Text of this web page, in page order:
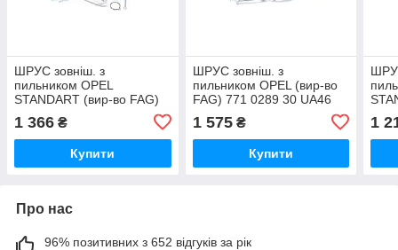
ШРУС зовніш. з
пильником OPEL
STANDART (вир-во FAG)
1 366 ₴
Купити
ШРУС зовніш. з
пильником OPEL (вир-во
FAG) 771 0289 30 UA46
1 575₴
Купити
1
Про нас
96% позитивних з 652 відгуків за рік